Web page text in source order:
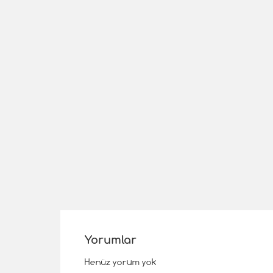
Yorumlar
Henüz yorum yok